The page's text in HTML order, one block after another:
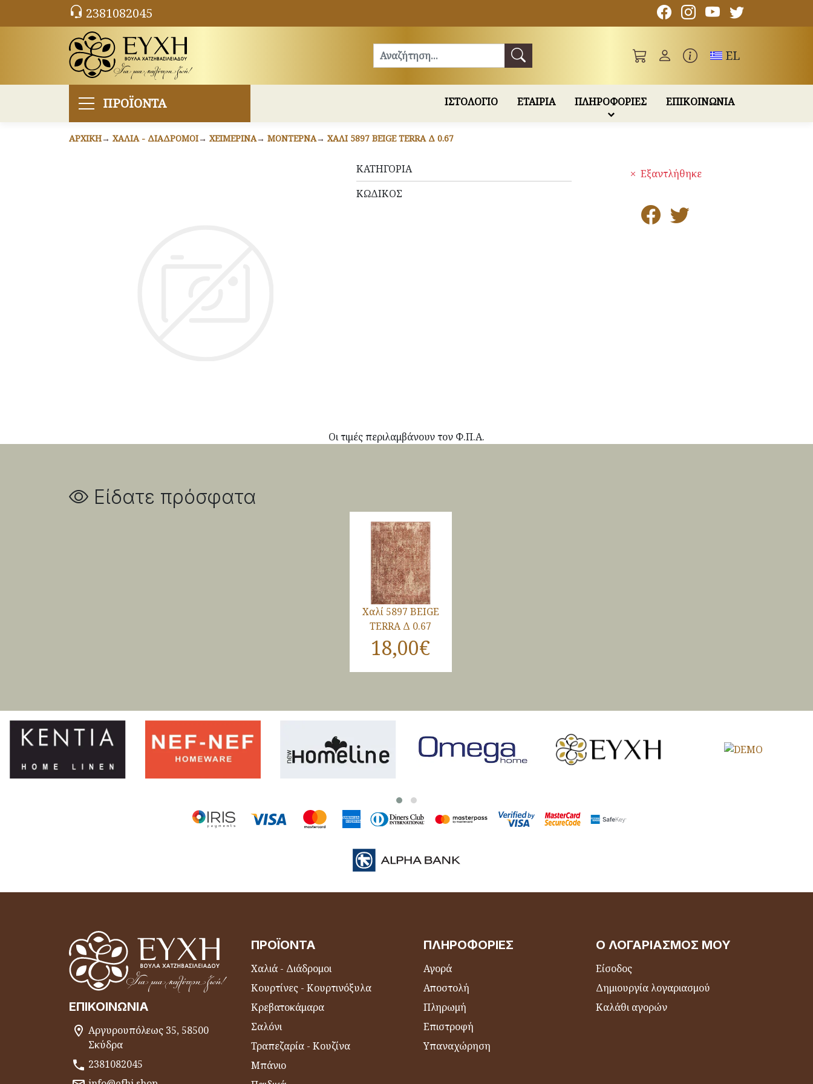
Toggle
EL
2381082045
ΠΡΟΪΟΝΤΑ ΙΣΤΟΛΟΓΙΟ ΕΤΑΙΡΙΑ ΠΛΗΡΟΦΟΡΙΕΣ ΕΠΙΚΟΙΝΩΝΙΑ
ΑΡΧΙΚΉ ΧΑΛΙΆ - ΔΙΆΔΡΟΜΟΙ ΧΕΙΜΕΡΙΝΆ ΜΟΝΤΈΡΝΑ ΧΑΛΊ 5897 BEIGE TERRA Δ 0.67
ΚΑΤΗΓΟΡΊΑ
ΚΩΔΙΚΌΣ
Εξαντλήθηκε
Οι τιμές περιλαμβάνουν τον Φ.Π.Α.
Είδατε πρόσφατα
Χαλί 5897 BEIGE
TERRA Δ 0.67
18,00€
ΕΠΙΚΟΙΝΩΝΊΑ
Αργυρουπόλεως 35, 58500
Σκύδρα
2381082045
ΠΡΟΪΌΝΤΑ
Χαλιά - Διάδρομοι
Κουρτίνες - Κουρτινόξυλα
Κρεβατοκάμαρα
Σαλόνι
Τραπεζαρία - Κουζίνα
Μπάνιο
ΠΛΗΡΟΦΟΡΊΕΣ
Αγορά
Αποστολή
Πληρωμή
Επιστροφή
Υπαναχώρηση
Ο ΛΟΓΑΡΙΑΣΜΌΣ ΜΟΥ
Είσοδος
Δημιουργία λογαριασμού
Καλάθι αγορών